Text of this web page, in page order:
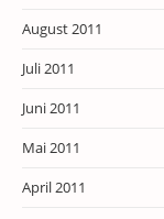
August 2011
Juli 2011
Juni 2011
Mai 2011
April 2011